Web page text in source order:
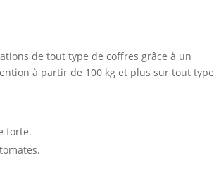
de tout type de coffres grâce à un
à partir de 100 kg et plus sur tout type
forte.